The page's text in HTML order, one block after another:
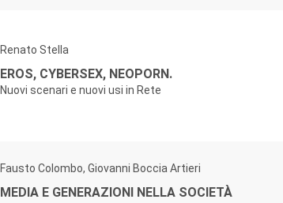
Renato Stella
EROS, CYBERSEX, NEOPORN.
Nuovi scenari e nuovi usi in Rete
Fausto Colombo, Giovanni Boccia Artieri
MEDIA E GENERAZIONI NELLA SOCIETÀ